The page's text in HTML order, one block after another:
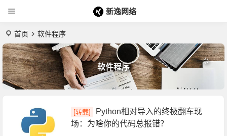
新逸网络
首页 软件程序
软件程序
[转载]
Python相对导入的终极翻车现
场：为啥你的代码总报错？